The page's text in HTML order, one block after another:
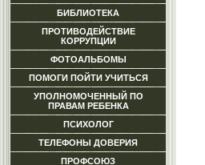
БИБЛИОТЕКА
ПРОТИВОДЕЙСТВИЕ
КОРРУПЦИИ
ФОТОАЛЬБОМЫ
ПОМОГИ ПОЙТИ УЧИТЬСЯ
УПОЛНОМОЧЕННЫЙ ПО
ПРАВАМ РЕБЕНКА
ПСИХОЛОГ
ТЕЛЕФОНЫ ДОВЕРИЯ
ПРОФСОЮЗ